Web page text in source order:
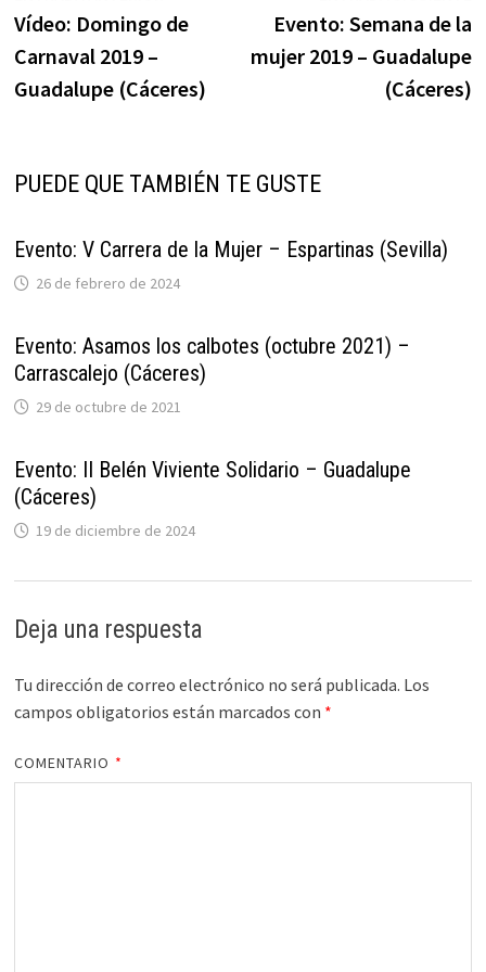
de
entradas
anterior:
Vídeo: Domingo de
Carnaval 2019 –
Guadalupe (Cáceres)
Evento: Semana de la
mujer 2019 – Guadalupe
(Cáceres)
PUEDE QUE TAMBIÉN TE GUSTE
Evento: V Carrera de la Mujer – Espartinas (Sevilla)
26 de febrero de 2024
Evento: Asamos los calbotes (octubre 2021) –
Carrascalejo (Cáceres)
29 de octubre de 2021
Evento: II Belén Viviente Solidario – Guadalupe
(Cáceres)
19 de diciembre de 2024
Deja una respuesta
Tu dirección de correo electrónico no será publicada. Los
campos obligatorios están marcados con *
COMENTARIO *